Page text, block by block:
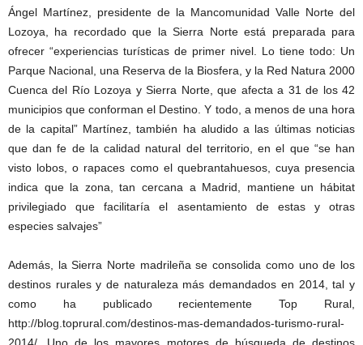
Ángel Martínez, presidente de la Mancomunidad Valle Norte del
Lozoya, ha recordado que la Sierra Norte está preparada para
ofrecer “experiencias turísticas de primer nivel. Lo tiene todo: Un
Parque Nacional, una Reserva de la Biosfera, y la Red Natura 2000
Cuenca del Río Lozoya y Sierra Norte, que afecta a 31 de los 42
municipios que conforman el Destino. Y todo, a menos de una hora
de la capital” Martínez, también ha aludido a las últimas noticias
que dan fe de la calidad natural del territorio, en el que “se han
visto lobos, o rapaces como el quebrantahuesos, cuya presencia
indica que la zona, tan cercana a Madrid, mantiene un hábitat
privilegiado que facilitaría el asentamiento de estas y otras
especies salvajes”
Además, la Sierra Norte madrileña se consolida como uno de los
destinos rurales y de naturaleza más demandados en 2014, tal y
como ha publicado recientemente Top Rural,
http://blog.toprural.com/destinos-mas-demandados-turismo-rural-